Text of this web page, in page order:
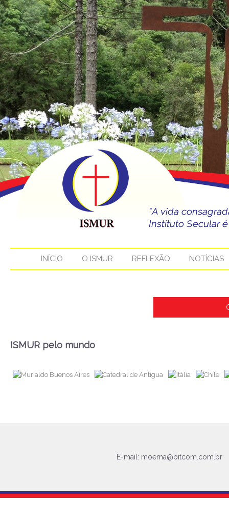
INÍCIO O ISMUR REFLEXÃO NOTÍCIAS
ISMUR pelo mundo
E-mail: moema@bitcom.com.br